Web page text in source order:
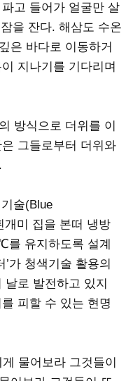
고 들어가 얼굴만 살
을 잔다. 해삼도 수온
은 바다로 이동하거
지나기를 기다리며
방식으로 더위를 이
그들로부터 더위와
술(Blue
개미 집을 본떠 냉방
를 유지하도록 설계
가 청색기술 활용의
로 발전하고 있지
피할 수 있는 현명
물어보라 그것들이